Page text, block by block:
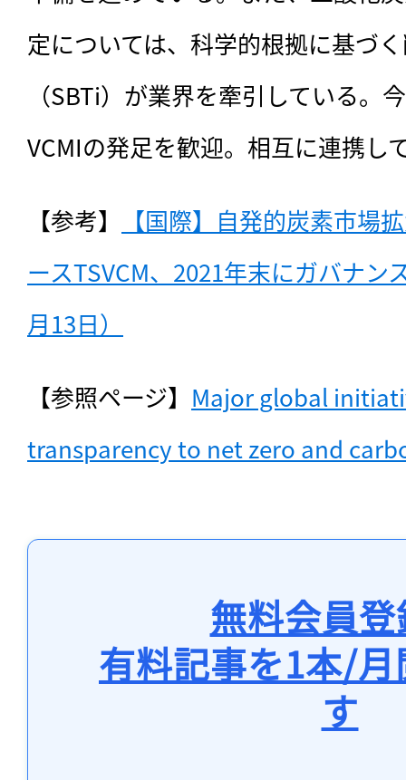
定については、科学的根拠に基づ
（SBTi）が業界を牽引している。
VCMIの発足を歓迎。相互に連携し
【参考】
【国際】自発的炭素市場
ースTSVCM、2021年末にガバナン
月13日）
【参照ページ】 Major global
transparency to net zero and
無料会員
有料記事を1本/
す